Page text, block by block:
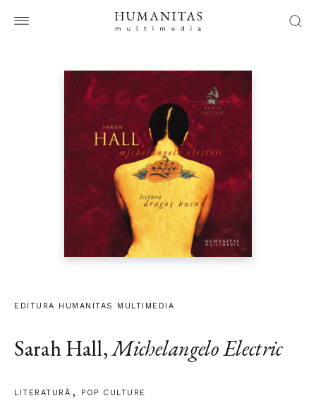
EDITURA HUMANITAS MULTIMEDIA
Sarah Hall,Michelangelo Electric
LITERATURĂ POP CULTURE